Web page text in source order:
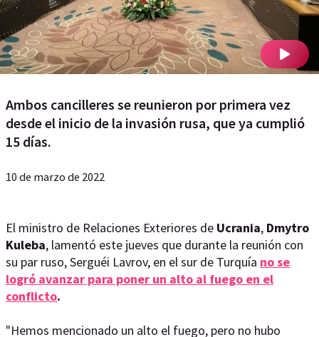
Ambos cancilleres se reunieron por primera vez
desde el inicio de la invasión rusa, que ya cumplió
15 días.
10 de marzo de 2022
El ministro de Relaciones Exteriores de Ucrania, Dmytro
Kuleba, lamentó este jueves que durante la reunión con
su par ruso, Serguéi Lavrov, en el sur de Turquía no se
logró avanzar para poner un alto al fuego en el
conflicto.
"Hemos mencionado un alto el fuego, pero no hubo